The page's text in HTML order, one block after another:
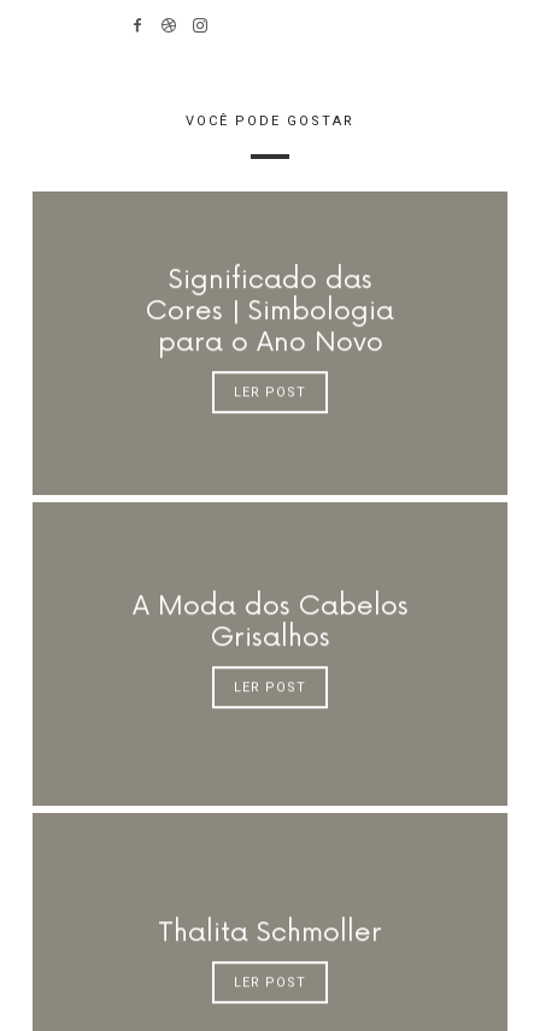
VOCÊ PODE GOSTAR
Significado das
Cores | Simbologia
para o Ano Novo
LER POST
A Moda dos Cabelos
Grisalhos
LER POST
Thalita Schmoller
LER POST